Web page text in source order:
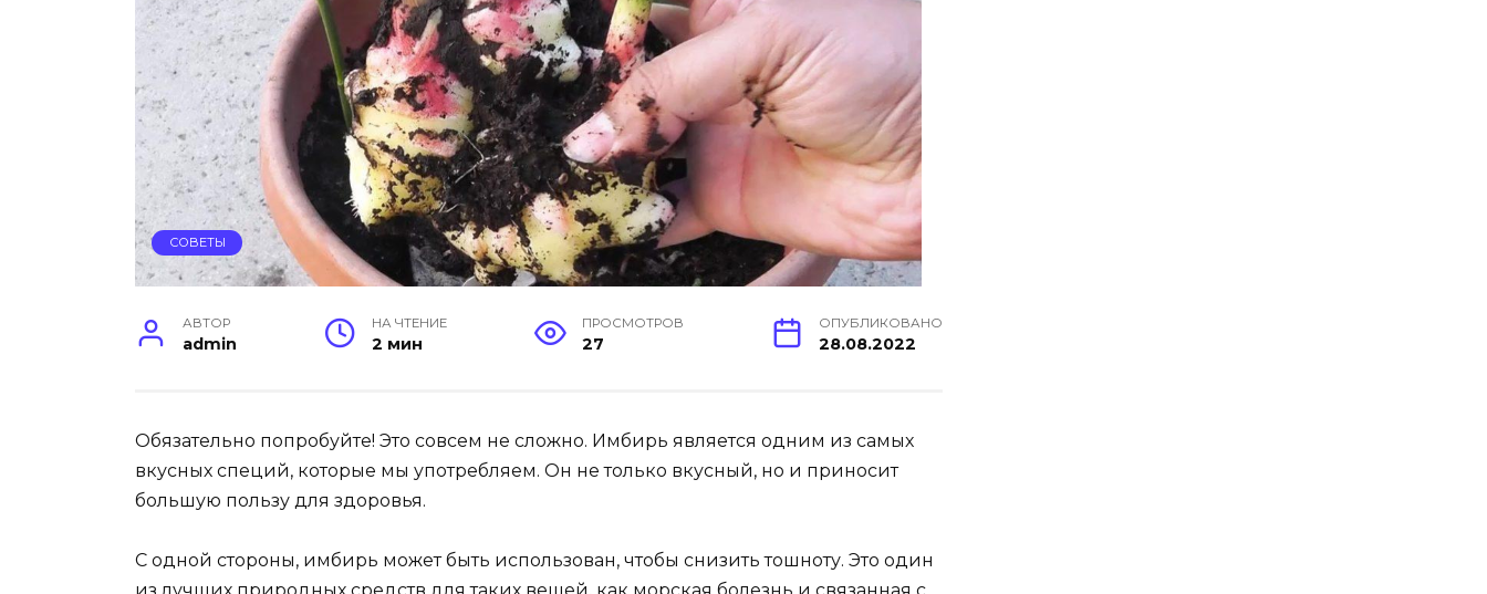
СОВЕТЫ
АВТОР
admin
НА ЧТЕНИЕ
2 мин
ПРОСМОТРОВ
27
ОПУБЛИКОВАНО
28.08.2022
Обязательно попробуйте! Это совсем не сложно. Имбирь является одним из самых
вкусных специй, которые мы употребляем. Он не только вкусный, но и приносит
большую пользу для здоровья.
С одной стороны, имбирь может быть использован, чтобы снизить тошноту. Это один